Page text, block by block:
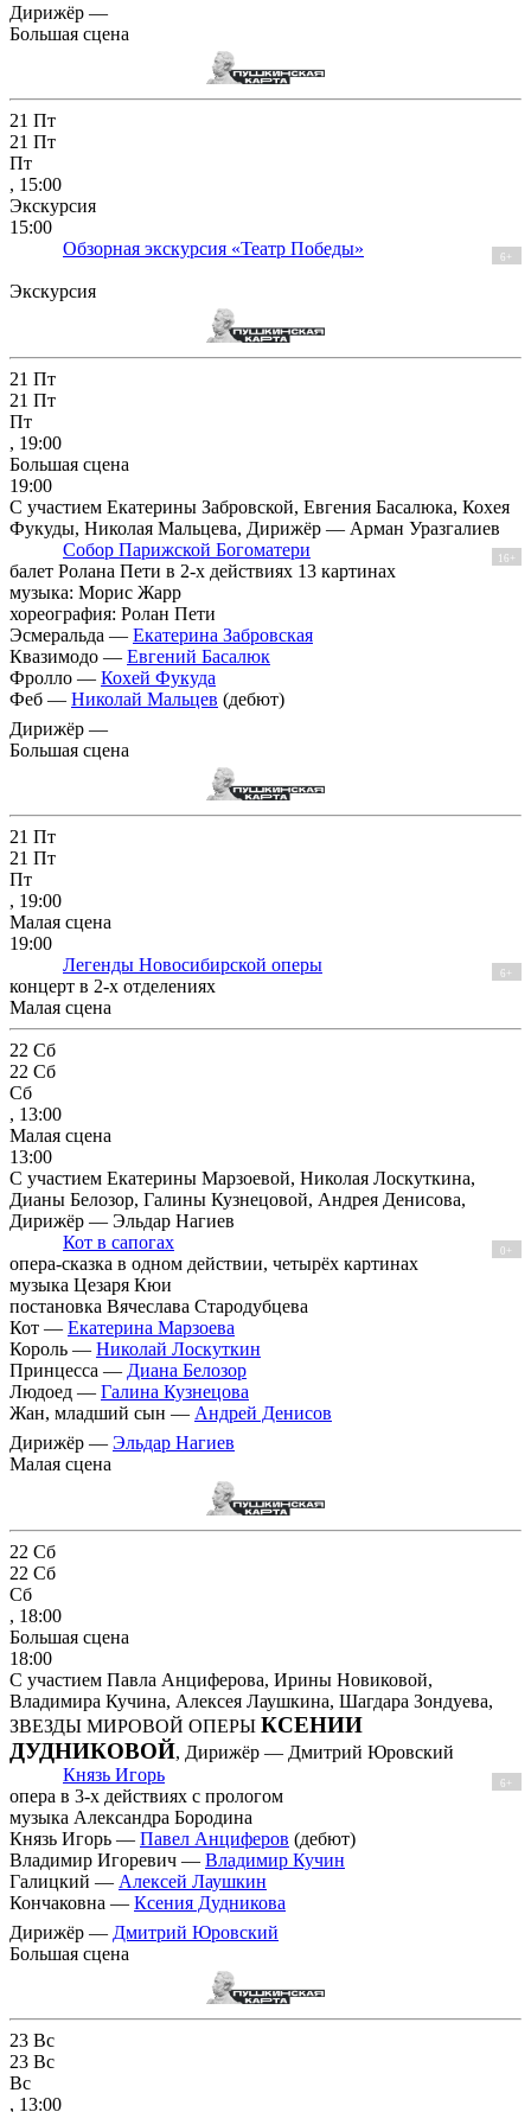
Дирижёр —
Большая сцена
21 Пт
21 Пт
Пт
, 15:00
Экскурсия
15:00
Обзорная экскурсия «Театр Победы»
6+
Экскурсия
21 Пт
21 Пт
Пт
, 19:00
Большая сцена
19:00
С участием Екатерины Забровской, Евгения Басалюка, Кохея
Фукуды, Николая Мальцева, Дирижёр — Арман Уразгалиев
Собор Парижской Богоматери
16+
балет Ролана Пети в 2-х действиях 13 картинах
музыка: Морис Жарр
хореография: Ролан Пети
Эсмеральда — Екатерина Забровская
Квазимодо — Евгений Басалюк
Фролло — Кохей Фукуда
Феб — Николай Мальцев (дебют)
Дирижёр —
Большая сцена
21 Пт
21 Пт
Пт
, 19:00
Малая сцена
19:00
Легенды Новосибирской оперы
6+
концерт в 2-х отделениях
Малая сцена
22 Сб
22 Сб
Сб
, 13:00
Малая сцена
13:00
С участием Екатерины Марзоевой, Николая Лоскуткина,
Дианы Белозор, Галины Кузнецовой, Андрея Денисова,
Дирижёр — Эльдар Нагиев
Кот в сапогах
0+
опера-сказка в одном действии, четырёх картинах
музыка Цезаря Кюи
постановка Вячеслава Стародубцева
Кот — Екатерина Марзоева
Король — Николай Лоскуткин
Принцесса — Диана Белозор
Людоед — Галина Кузнецова
Жан, младший сын — Андрей Денисов
Дирижёр — Эльдар Нагиев
Малая сцена
22 Сб
22 Сб
Сб
, 18:00
Большая сцена
18:00
С участием Павла Анциферова, Ирины Новиковой,
Владимира Кучина, Алексея Лаушкина, Шагдара Зондуева,
ЗВЕЗДЫ МИРОВОЙ ОПЕРЫ КСЕНИИ
ДУДНИКОВОЙ, Дирижёр — Дмитрий Юровский
Князь Игорь
6+
опера в 3-х действиях с прологом
музыка Александра Бородина
Князь Игорь — Павел Анциферов (дебют)
Владимир Игоревич — Владимир Кучин
Галицкий — Алексей Лаушкин
Кончаковна — Ксения Дудникова
Дирижёр — Дмитрий Юровский
Большая сцена
23 Вс
23 Вс
Вс
, 13:00